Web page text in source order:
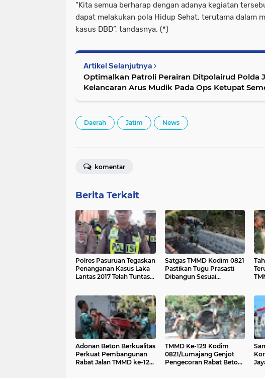
“Kita semua berharap dengan adanya kegiatan
dapat melakukan pola Hidup Sehat, terutama dalam
kasus DBD”, tandasnya. (*)
Artikel Selanjutnya
Optimalkan Patroli Perairan Ditpolairud Polda
Kelancaran Arus Mudik Pada Ops Ketupat
Daerah Jatim News
komentar
Berita Terkait
Polres Pasuruan Tegaskan
Penanganan Kasus Laka
Lantas 2017 Telah Tuntas
Satgas TMMD Kodim 0821
Pastikan Tugu Prasasti
Dibangun Sesuai
Adonan Beton Berkualitas
Perkuat Pembangunan
Rabat Jalan TMMD ke-129
TMMD Ke-129 Kodim
0821/Lumajang Genjot
Pengecoran Rabat Beton